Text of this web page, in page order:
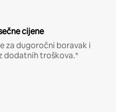
cijene
za dugoročni boravak i
dodatnih troškova.*